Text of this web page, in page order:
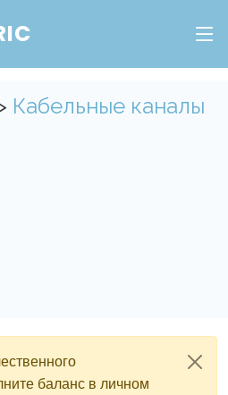
Кабельные каналы
баланс в личном